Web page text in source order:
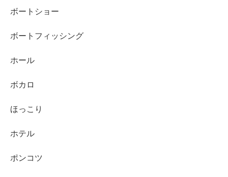
ボートショー
ボートフィッシング
ホール
ボカロ
ほっこり
ホテル
ポンコツ